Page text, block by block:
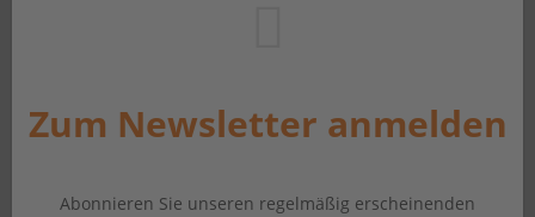
Zum Newsletter anmelden
Abonnieren Sie unseren regelmäßig erscheinenden